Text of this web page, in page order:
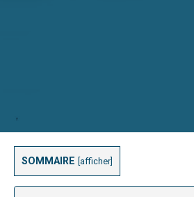
SOMMAIRE afficher